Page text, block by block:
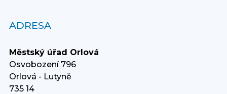
ADRESA
Městský úřad Orlová
Osvobození 796
Orlová - Lutyně
735 14